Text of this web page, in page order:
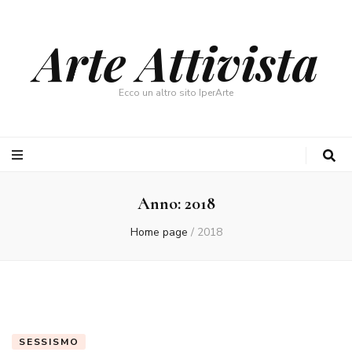
Arte Attivista
Ecco un altro sito IperArte
Anno:2018
Home page / 2018
SESSISMO